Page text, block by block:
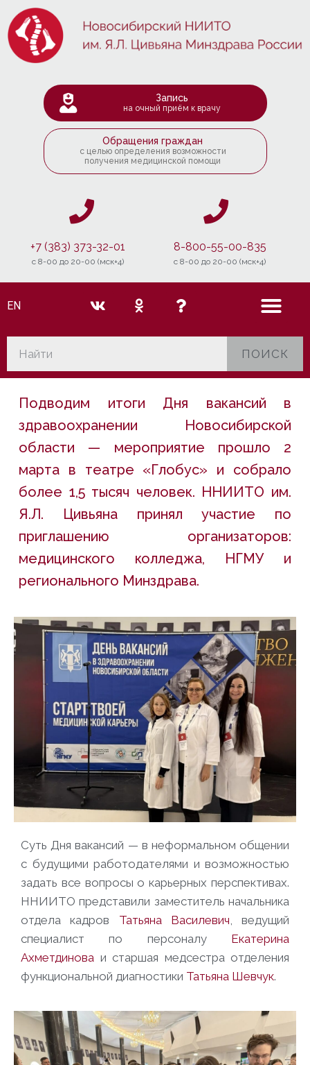
Запись
на очный приём к врачу
Обращения граждан
с целью определения возможности
получения медицинской помощи
+7 (383) 373-32-01
c 8-00 до 20-00 (мск+4)
8-800-55-00-835
c 8-00 до 20-00 (мск+4)
EN
ПОИСК
Подводим итоги Дня вакансий в
здравоохранении Новосибирской
области — мероприятие прошло 2
марта в театре «Глобус» и собрало
более 1,5 тысяч человек. ННИИТО им.
Я.Л. Цивьяна принял участие по
приглашению организаторов:
медицинского колледжа, НГМУ и
регионального Минздрава.
Суть Дня вакансий — в неформальном общении
с будущими работодателями и возможностью
задать все вопросы о карьерных перспективах.
ННИИТО представили заместитель начальника
отдела кадров Татьяна Василевич, ведущий
специалист по персоналуЕкатерина
Ахметдинова и старшая медсестра отделения
функциональной диагностики Татьяна Шевчук.